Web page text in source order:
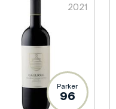
2021
Parker
96